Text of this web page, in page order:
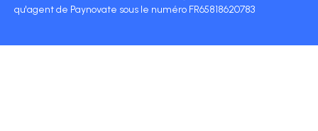
qu'agent de Paynovate sous le numéro FR65818620783